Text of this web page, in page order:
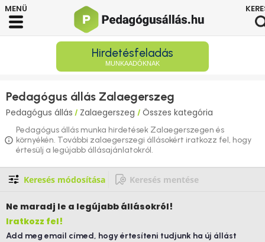
Hirdetésfeladás
MUNKAADÓKNAK
Pedagógus állás Zalaegerszeg
Pedagógus állás / Zalaegerszeg / Összes kategória
Pedagógus állás munka hirdetések Zalaegerszegen és
környékén. További zalaegerszegi állásokért iratkozz fel, hogy
értesülj a legújabb állásajánlatokról.
Keresés módosítása Keresés mentése
Ne maradj le a legújabb állásokról!
Iratkozz fel!
Add meg email címed, hogy értesíteni tudjunk ha új állást